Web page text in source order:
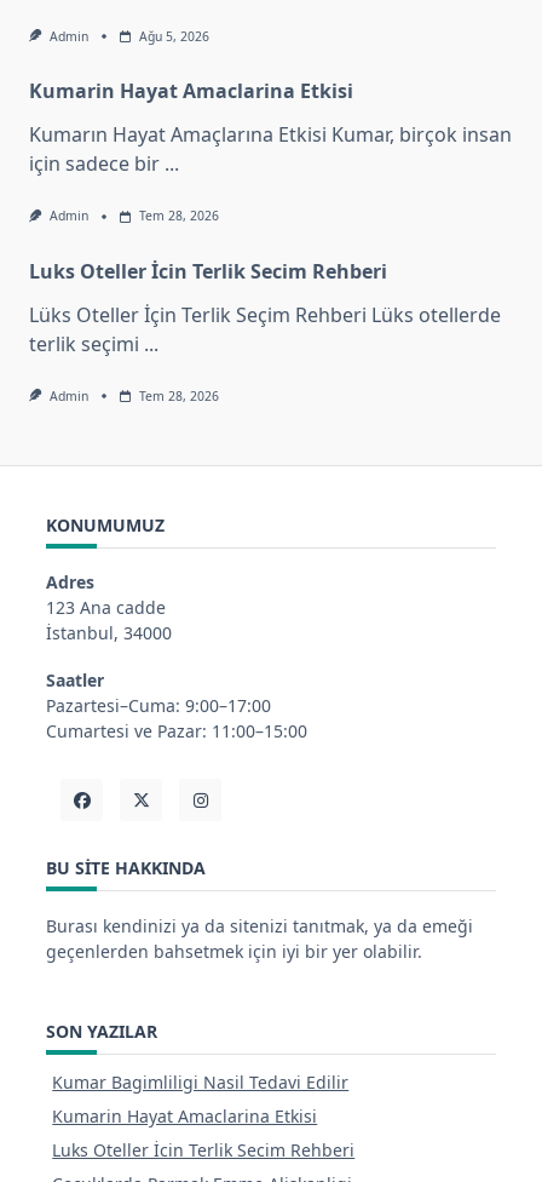
Admin Ağu 5, 2026
Kumarin Hayat Amaclarina Etkisi
Kumarın Hayat Amaçlarına Etkisi Kumar, birçok insan
için sadece bir ...
Admin Tem 28, 2026
Luks Oteller İcin Terlik Secim Rehberi
Lüks Oteller İçin Terlik Seçim Rehberi Lüks otellerde
terlik seçimi ...
Admin Tem 28, 2026
KONUMUMUZ
Adres
123 Ana cadde
İstanbul, 34000
Saatler
Pazartesi–Cuma: 9:00–17:00
Cumartesi ve Pazar: 11:00–15:00
BU SITE HAKKINDA
Burası kendinizi ya da sitenizi tanıtmak, ya da emeği
geçenlerden bahsetmek için iyi bir yer olabilir.
SON YAZILAR
Kumar Bagimliligi Nasil Tedavi Edilir
Kumarin Hayat Amaclarina Etkisi
Luks Oteller İcin Terlik Secim Rehberi